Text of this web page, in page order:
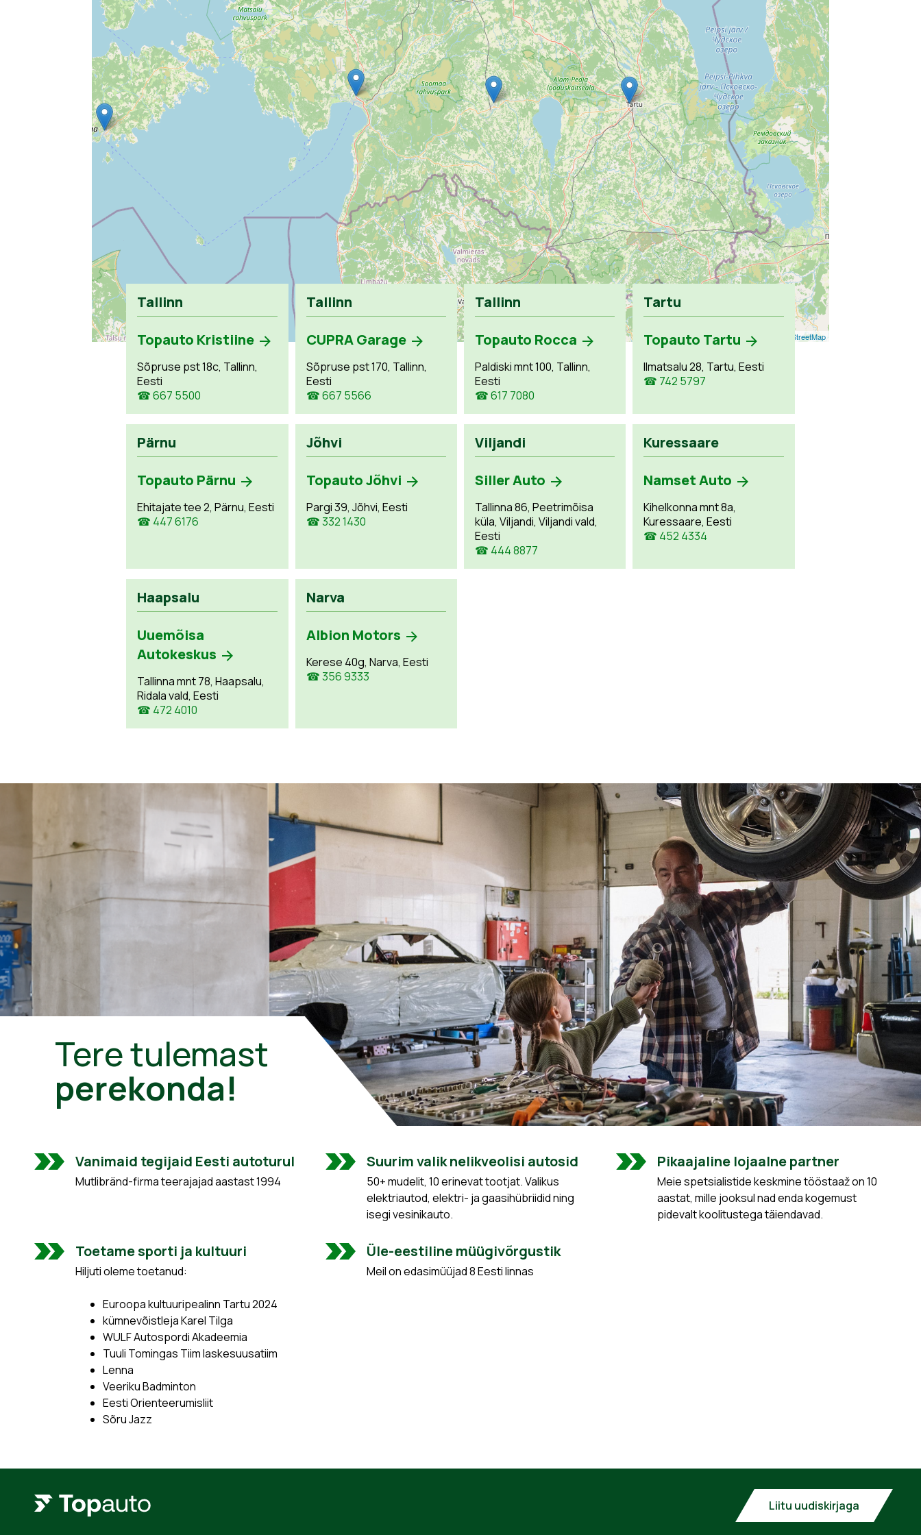
Leaflet OpenStreetMap
Tallinn
Topauto Kristiine
Sõpruse pst 18c, Tallinn,
Eesti
☎ 667 5500
Tallinn
CUPRA Garage
Sõpruse pst 170, Tallinn,
Eesti
☎ 667 5566
Tallinn
Topauto Rocca
Paldiski mnt 100, Tallinn,
Eesti
☎ 617 7080
Tartu
Topauto Tartu
Ilmatsalu 28, Tartu, Eesti
☎ 742 5797
Pärnu
Topauto Pärnu
Ehitajate tee 2, Pärnu, Eesti
☎ 447 6176
Jõhvi
Topauto Jõhvi
Pargi 39, Jõhvi, Eesti
☎ 332 1430
Viljandi
Siller Auto
Tallinna 86, Peetrimõisa
küla, Viljandi, Viljandi vald,
Eesti
☎ 444 8877
Kuressaare
Namset Auto
Kihelkonna mnt 8a,
Kuressaare, Eesti
☎ 452 4334
Haapsalu
Uuemõisa
Autokeskus
Tallinna mnt 78, Haapsalu,
Ridala vald, Eesti
☎ 472 4010
Narva
Albion Motors
Kerese 40g, Narva, Eesti
☎ 356 9333
Tere tulemast
perekonda!
Vanimaid tegijaid Eesti autoturul
Mutlibränd-firma teerajajad aastast 1994
Suurim valik nelikveolisi autosid
50+ mudelit, 10 erinevat tootjat. Valikus
elektriautod, elektri- ja gaasihübriidid ning
isegi vesinikauto.
Pikaajaline lojaalne partner
Meie spetsialistide keskmine tööstaaž on 10
aastat, mille jooksul nad enda kogemust
pidevalt koolitustega täiendavad.
Toetame sporti ja kultuuri
Hiljuti oleme toetanud:
Euroopa kultuuripealinn Tartu 2024
kümnevõistleja Karel Tilga
WULF Autospordi Akadeemia
Tuuli Tomingas Tiim laskesuusatiim
Lenna
Veeriku Badminton
Eesti Orienteerumisliit
Sõru Jazz
Üle-eestiline müügivõrgustik
Meil on edasimüüjad 8 Eesti linnas
Liitu uudiskirjaga